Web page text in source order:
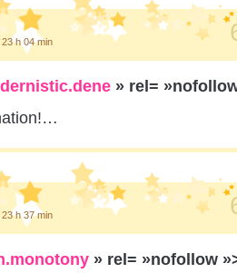
h 04 min
» rel=
h 37 min
» rel= »nofollow